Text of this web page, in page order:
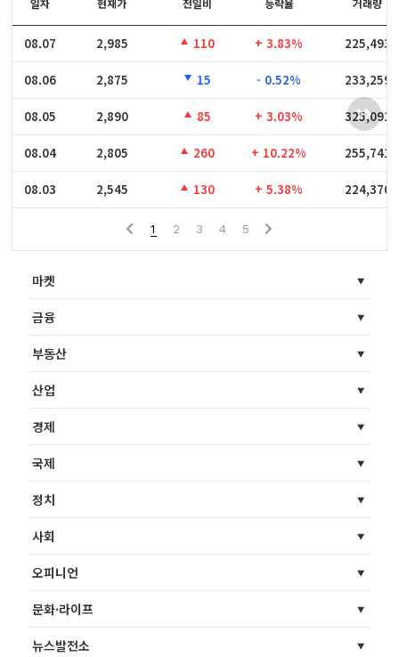
일자
08.07
08.06
08.05
08.04
08.03
일자 현재가 전일비 등락율 거래량
08.07 2,985 110 + 3.83% 225,493
08.06 2,875 15 - 0.52% 233,259
08.05 2,890 85 + 3.03% 325,091
08.04 2,805 260 + 10.22% 255,741
08.03 2,545 130 + 5.38% 224,370
1 2 3 4 5
마켓
금융
부동산
산업
경제
국제
정치
사회
오피니언
문화·라이프
뉴스발전소